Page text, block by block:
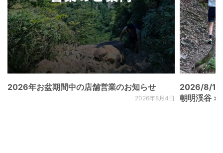
2026年お盆期間中の店舗営業のお知らせ
2026年8月4日
2026/8/
朝明渓谷 ×